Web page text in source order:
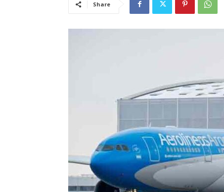
Share